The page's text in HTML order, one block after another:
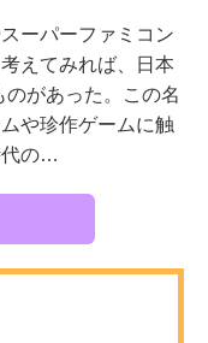
ーパーファミコン
えてみれば、日本
があった。この名
や珍作ゲームに触
代の…